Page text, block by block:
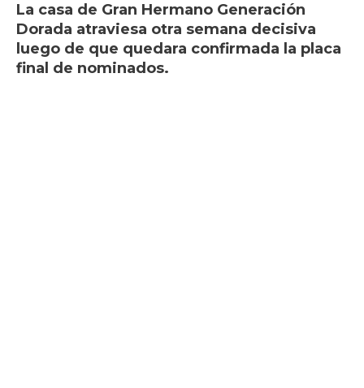
La casa de Gran Hermano Generación
Dorada atraviesa otra semana decisiva
luego de que quedara confirmada la placa
final de nominados.